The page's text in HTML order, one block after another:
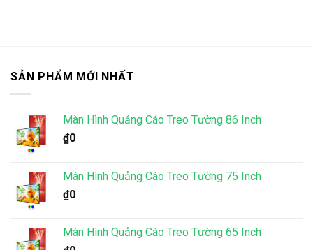
SẢN PHẨM MỚI NHẤT
Màn Hình Quảng Cáo Treo Tường 86 Inch
₫0
Màn Hình Quảng Cáo Treo Tường 75 Inch
₫0
Màn Hình Quảng Cáo Treo Tường 65 Inch